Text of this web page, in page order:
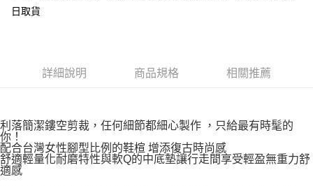
日取貨
詳細說明 商品規格 相關推薦
利落簡潔鏤空剪裁，任何細節都細心製作 ，只給最有時髦的
你！
配合台灣女性腳型比例的鞋楦 增添復古時尚感
舒適輕量化耐磨特性與軟Q的中底墊讓行走間享受輕盈無重力舒
適感